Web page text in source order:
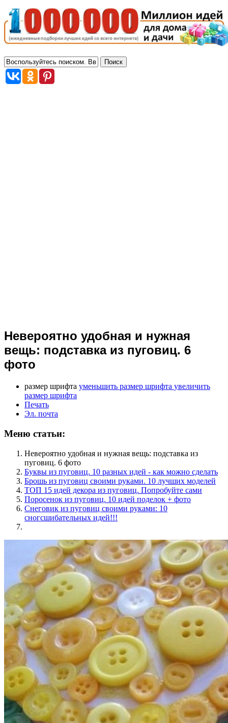
Невероятно удобная и нужная
вещь: подставка из пуговиц. 6
фото
размер шрифта уменьшить размер шрифта увеличить
размер шрифта
Печать
Эл. почта
Меню статьи:
Невероятно удобная и нужная вещь: подставка из
пуговиц. 6 фото
Буквы из пуговиц. 10 разных идей - как можно сделать
Брошь из пуговиц своими руками. 10 лучших моделей
ТОП 15 идей декора из пуговиц. Попробуйте сами
Поросенок из пуговиц. 10 идей поделок + фото
Снеговик из пуговиц своими руками: 10
сногсшибательных идей!!!